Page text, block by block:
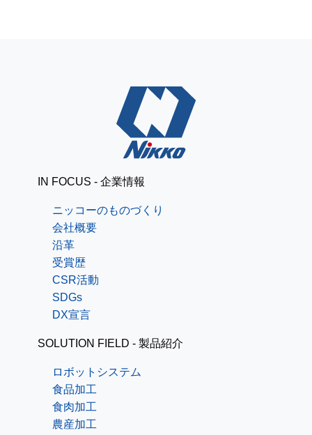
IN FOCUS - 企業情報
ニッコーのものづくり
会社概要
沿革
受賞歴
CSR活動
SDGs
DX宣言
SOLUTION FIELD - 製品紹介
ロボットシステム
食品加工
食肉加工
農産加工